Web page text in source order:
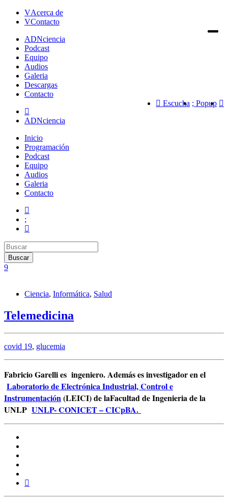
Acerca de
Contacto
ADNciencia
Podcast
Equipo
Audios
Galeria
Descargas
Contacto
Popup
Escucha
ADNciencia
Inicio
Programación
Podcast
Equipo
Audios
Galeria
Contacto
Ciencia, Informática, Salud
Telemedicina
covid 19, glucemia
Fabricio Garelli es ingeniero. Además es investigador en el
Laboratorio de Electrónica Industrial, Control e
Instrumentación(LEICI) de laFacultad de Ingenieria de la
UNLP UNLP- CONICET – CICpBA.